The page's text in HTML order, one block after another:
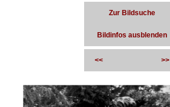
Zur Bildsuche
Bildinfos ausblenden
<< >>